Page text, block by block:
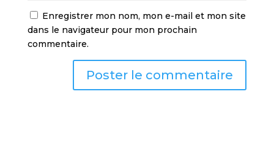
Enregistrer mon nom, mon e-mail et mon site
dans le navigateur pour mon prochain
commentaire.